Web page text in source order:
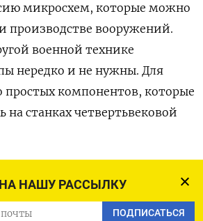
НАШУ РАССЫЛКУ
ПОДПИСАТЬСЯ
микросхем, которые можно
производстве вооружений.
военной технике
нередко и не нужны. Для
простых компонентов, которые
станках четвертьвековой
стоит, в частности,
российского